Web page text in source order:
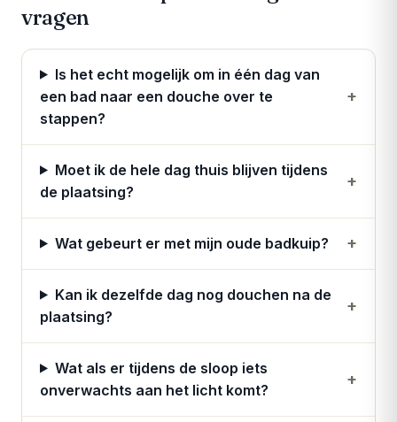
vragen
Is het echt mogelijk om in één dag van
een bad naar een douche over te
stappen?
+
Moet ik de hele dag thuis blijven tijdens
de plaatsing?
+
Wat gebeurt er met mijn oude badkuip? +
Kan ik dezelfde dag nog douchen na de
plaatsing?
+
Wat als er tijdens de sloop iets
onverwachts aan het licht komt?
+